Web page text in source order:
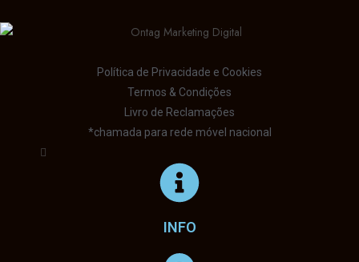
Política de Privacidade e Cookies
Termos & Condições
Livro de Reclamações
*chamada para rede móvel nacional
INFO